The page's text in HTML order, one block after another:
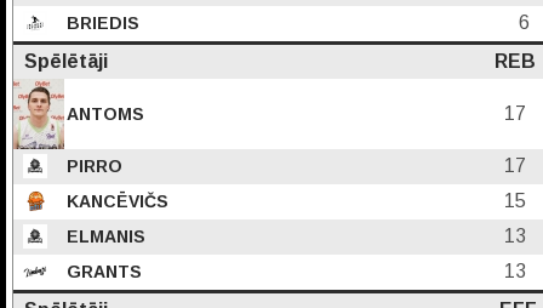
BRIEDIS
6
Spēlētāji
REB
ANTOMS 17
PIRRO 17
KANCĒVIČS 15
ELMANIS 13
GRANTS
13